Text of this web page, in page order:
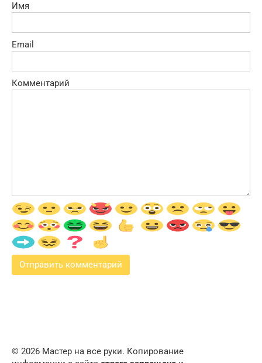
Имя
Email
Комментарий
© 2026 Мастер на все руки. Копирование